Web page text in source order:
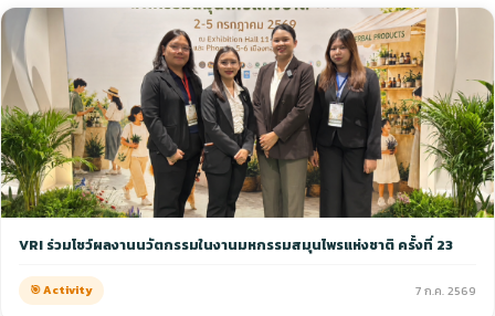
VRI ร่วมโชว์ผลงานนวัตกรรมในงานมหกรรมสมุนไพรแห่งชาติ ครั้งที่ 23
🎯 Activity 7 ก.ค. 2569